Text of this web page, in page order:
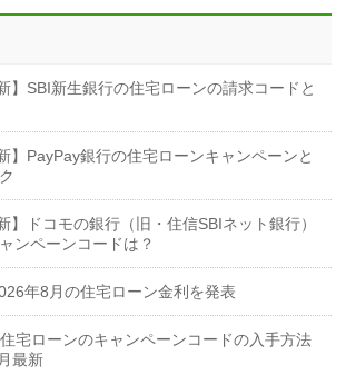
】SBI新生銀行の住宅ローンの請求コードと
】PayPay銀行の住宅ローンキャンペーンと
】ドコモの銀行（旧・住信SBIネット銀行）
ンペーンコードは？
年8月の住宅ローン金利を発表
宅ローンのキャンペーンコードの入手方法
最新